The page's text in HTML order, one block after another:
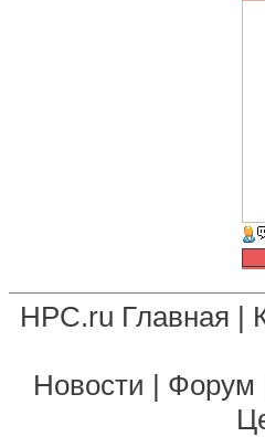
HPC.ru Главная |
Новости | Форум